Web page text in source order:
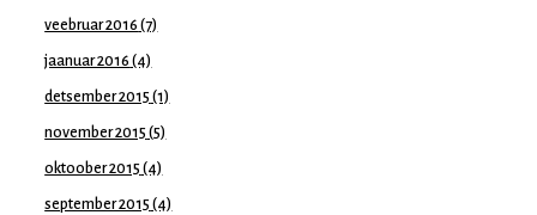
veebruar 2016 (7)
jaanuar 2016 (4)
detsember 2015 (1)
november 2015 (5)
oktoober 2015 (4)
september 2015 (4)